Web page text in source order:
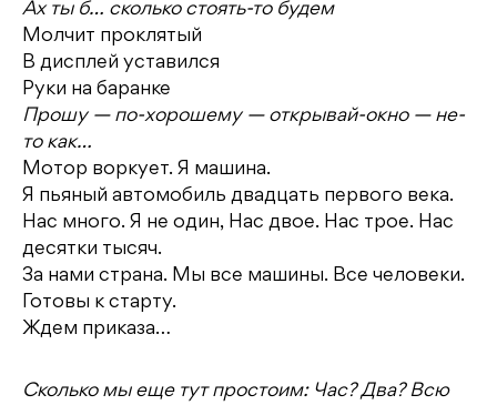
Ах ты б… сколько стоять-то будем
Молчит проклятый
В дисплей уставился
Руки на баранке
Прошу — по-хорошему — открывай-окно — не-
то как…
Мотор воркует. Я машина.
Я пьяный автомобиль двадцать первого века.
Нас много. Я не один, Нас двое. Нас трое. Нас
десятки тысяч.
За нами страна. Мы все машины. Все человеки.
Готовы к старту.
Ждем приказа…
Сколько мы еще тут простоим: Час? Два? Всю